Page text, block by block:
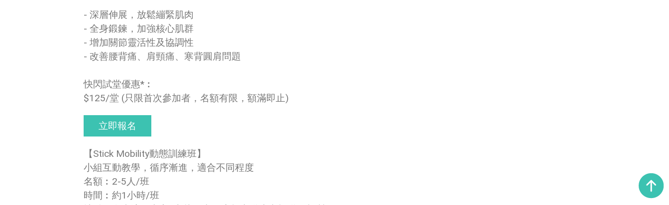
- 深層伸展，放鬆繃緊肌肉
- 全身鍛鍊，加強核心肌群
- 增加關節靈活性及協調性
- 改善腰背痛、肩頸痛、寒背圓肩問題
快閃試堂優惠*︰
$125/堂 (只限首次參加者，名額有限，額滿即止)
立即報名
【Stick Mobility動態訓練班】
小組互動教學，循序漸進，適合不同程度
名額︰2-5人/班
時間︰約1小時/班